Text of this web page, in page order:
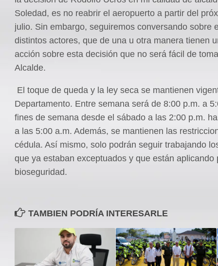
Soledad, es no reabrir el aeropuerto a partir del
julio. Sin embargo, seguiremos conversando sobre
distintos actores, que de una u otra manera tienen
acción sobre esta decisión que no será fácil de
Alcalde.
El toque de queda y la ley seca se mantienen
Departamento. Entre semana será de 8:00 p.m. a
fines de semana desde el sábado a las 2:00 p.m.
a las 5:00 a.m. Además, se mantienen las
cédula. Así mismo, solo podrán seguir trabajando
que ya estaban exceptuados y que están aplicando
bioseguridad.
TAMBIEN PODRÍA INTERESARLE